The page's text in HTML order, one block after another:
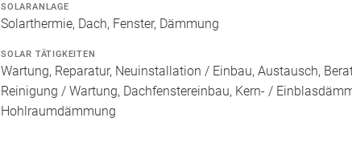
SOLARANLAGE
Solarthermie, Dach, Fenster, Dämmung
SOLAR TÄTIGKEITEN
Wartung, Reparatur, Neuinstallation / Einbau, Austausch,
Reinigung / Wartung, Dachfenstereinbau, Kern- /
Hohlraumdämmung